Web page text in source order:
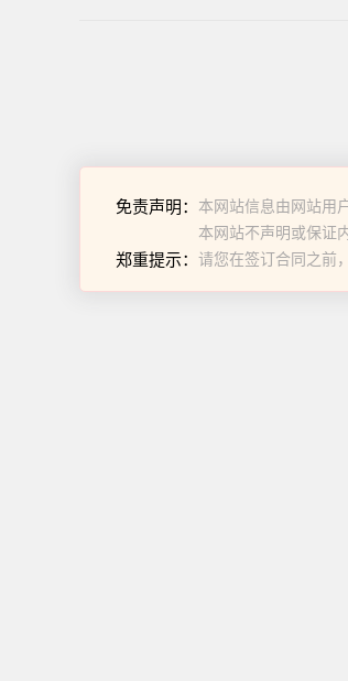
免责声明： 本网站信息由网站用
本网站不声明或保证
郑重提示： 请您在签订合同之前